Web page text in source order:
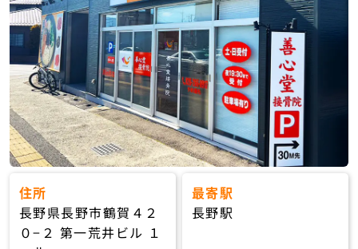
住所
長野県長野市鶴賀４２
０−２ 第一荒井ビル １
最寄駅
長野駅